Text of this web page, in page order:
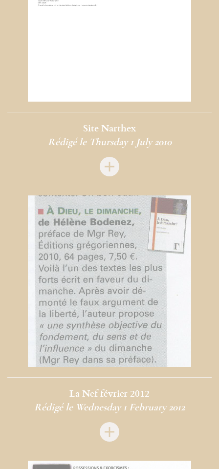
Site Narthex
Rédigé le Thursday 1 July 2010
La Nef février 2012
Rédigé le Wednesday 1 February 2012